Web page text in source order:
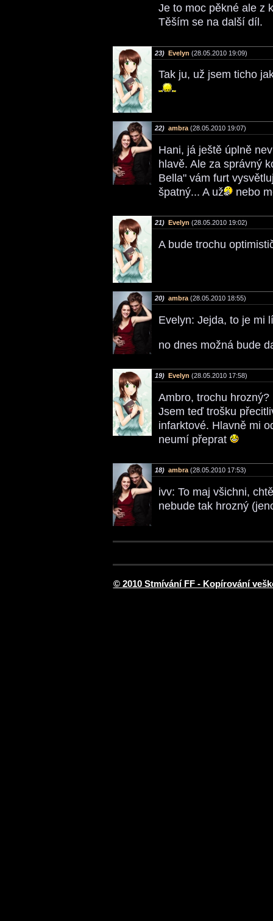
Je to moc pěkné ale z
Těším se na další díl.
23) Evelyn (28.05.2010 19:09)
Tak ju, už jsem ticho
22) ambra(28.05.2010 19:07)
Hani, já ještě úplně
hlavě. Ale za správný
Bella" vám furt
špatný... A už
nebo
21) Evelyn (28.05.2010 19:02)
A bude trochu
20) ambra (28.05.2010 18:55)
Evelyn: Jejda, to je mi
no dnes možná bude
19) Evelyn (28.05.2010 17:58)
Ambro, trochu
Jsem teď trošku
infarktové. Hlavně mi
neumí přeprat
18) ambra (28.05.2010 17:53)
ivv: To maj všichni,
nebude tak hrozný
© 2010 Stmívání FF - Kopírování